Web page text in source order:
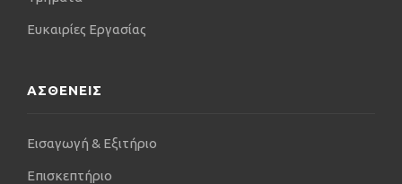
Ευκαιρίες Εργασίας
ΑΣΘΕΝΕΙΣ
Εισαγωγή & Εξιτήριο
Επισκεπτήριο